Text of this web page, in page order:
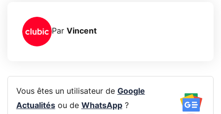
Par Vincent
Vous êtes un utilisateur de Google
Actualitésou de WhatsApp?